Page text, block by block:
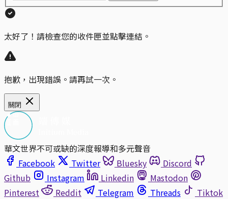
太好了！請檢查您的收件匣並點擊連結。
抱歉，出現錯誤。請再試一次。
關閉
華文世界不可或缺的深度報導和多元聲音
Facebook
Twitter Bluesky
Discord
Github
Instagram Linkedin
Mastodon
Pinterest
Reddit Telegram Threads
Tiktok